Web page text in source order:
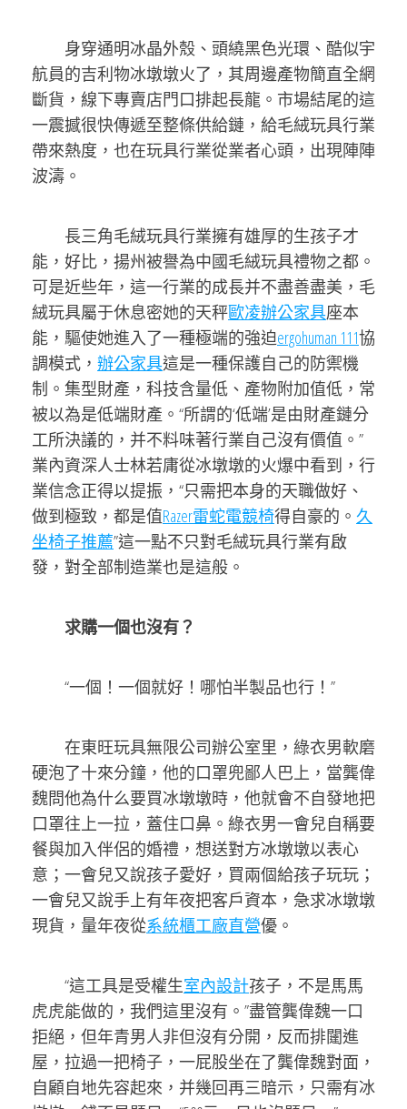
身穿通明冰晶外殼、頭繞黑色光環、酷似宇
航員的吉利物冰墩墩火了，其周邊產物簡直全網
斷貨，線下專賣店門口排起長龍。市場結尾的這
一震撼很快傳遞至整條供給鏈，給毛絨玩具行業
帶來熱度，也在玩具行業從業者心頭，出現陣陣
波濤。
長三角毛絨玩具行業擁有雄厚的生孩子才
能，好比，揚州被譽為中國毛絨玩具禮物之都。
可是近些年，這一行業的成長并不盡善盡美，毛
絨玩具屬于休息密她的天秤歐凌辦公家具座本
能，驅使她進入了一種極端的強迫ergohuman 111協
調模式， 辦公家具這是一種保護自己的防禦機
制。集型財產，科技含量低、產物附加值低，常
被以為是低端財產。“所謂的‘低端’是由財產鏈分
工所決議的，并不料味著行業自己沒有價值。”
業內資深人士林若庸從冰墩墩的火爆中看到，行
業信念正得以提振，“只需把本身的天職做好、
做到極致，都是值Razer雷蛇電競椅得自豪的。 久
坐椅子推薦”這一點不只對毛絨玩具行業有啟
發，對全部制造業也是這般。
求購一個也沒有？
“一個！一個就好！哪怕半製品也行！”
在東旺玩具無限公司辦公室里，綠衣男軟磨
硬泡了十來分鐘，他的口罩兜鄙人巴上，當龔偉
魏問他為什么要買冰墩墩時，他就會不自發地把
口罩往上一拉，蓋住口鼻。綠衣男一會兒自稱要
餐與加入伴侶的婚禮，想送對方冰墩墩以表心
意；一會兒又說孩子愛好，買兩個給孩子玩玩；
一會兒又說手上有年夜把客戶資本，急求冰墩墩
現貨，量年夜從系統櫃工廠直營優。
“這工具是受權生室內設計孩子，不是馬馬
虎虎能做的，我們這里沒有。”盡管龔偉魏一口
拒絕，但年青男人非但沒有分開，反而排闥進
屋，拉過一把椅子，一屁股坐在了龔偉魏對面，
自顧自地先容起來，并幾回再三暗示，只需有冰